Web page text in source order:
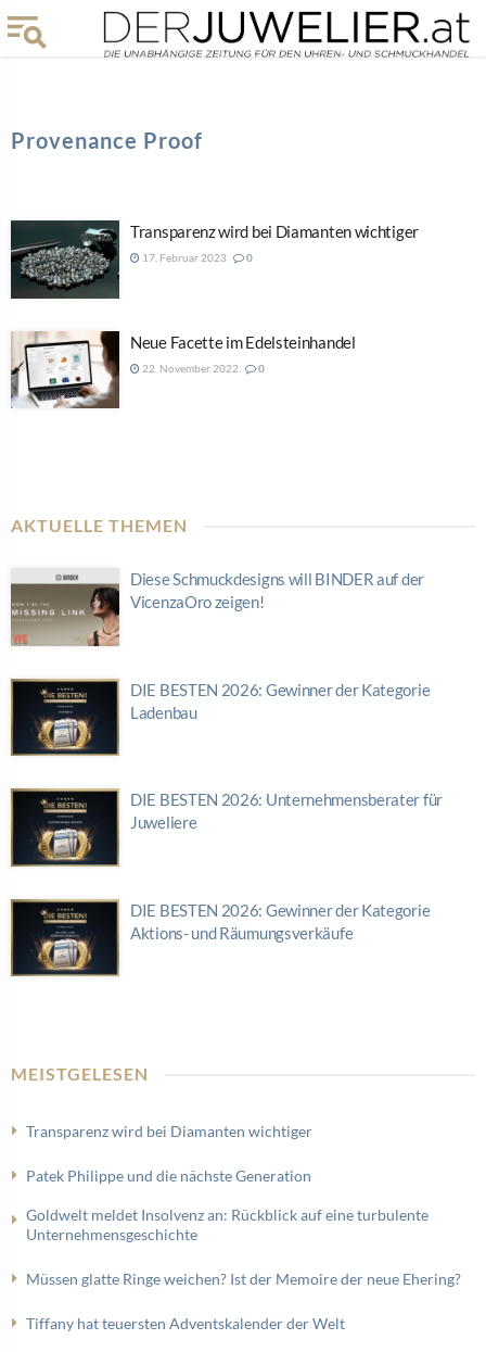
Provenance Proof
Transparenz wird bei Diamanten wichtiger
17. Februar 2023 0
Neue Facette im Edelsteinhandel
22. November 2022 0
AKTUELLE THEMEN
Diese Schmuckdesigns will BINDER auf der
VicenzaOro zeigen!
DIE BESTEN 2026: Gewinner der Kategorie
Ladenbau
DIE BESTEN 2026: Unternehmensberater für
Juweliere
DIE BESTEN 2026: Gewinner der Kategorie
Aktions- und Räumungsverkäufe
MEISTGELESEN
Transparenz wird bei Diamanten wichtiger
Patek Philippe und die nächste Generation
Goldwelt meldet Insolvenz an: Rückblick auf eine turbulente
Unternehmensgeschichte
Müssen glatte Ringe weichen? Ist der Memoire der neue Ehering?
Tiffany hat teuersten Adventskalender der Welt